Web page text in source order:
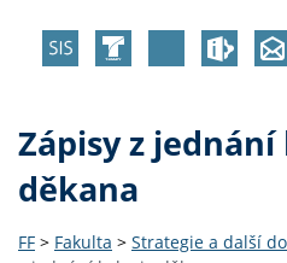
Zápisy z jednání
děkana
FF > Fakulta > Strategie a další